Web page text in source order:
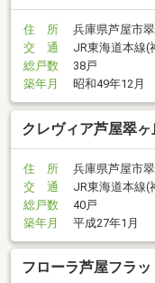
住 所
兵庫県芦屋市
交 通
JR東海道本線(
総戸数
38戸
築年月
昭和49年12月
クレヴィア芦屋翠ヶ
住 所
兵庫県芦屋市
交 通
JR東海道本線(
総戸数
40戸
築年月
平成27年1月
フローラ芦屋フラッ